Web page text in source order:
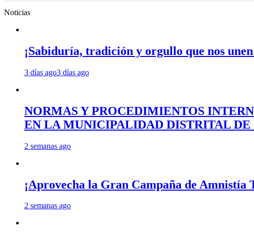
Noticias
¡Sabiduría, tradición y orgullo que nos
3 días ago3 días ago
NORMAS Y PROCEDIMIENTOS
EN LA MUNICIPALIDAD DISTRITAL DE
2 semanas ago
¡Aprovecha la Gran Campaña de
2 semanas ago